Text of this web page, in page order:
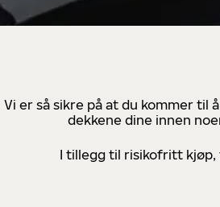
Vi er så sikre på at du kommer til
dekkene dine innen
I tillegg til risikofritt kjøp,